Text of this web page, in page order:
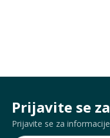
Prijavite se
Prijavite se za